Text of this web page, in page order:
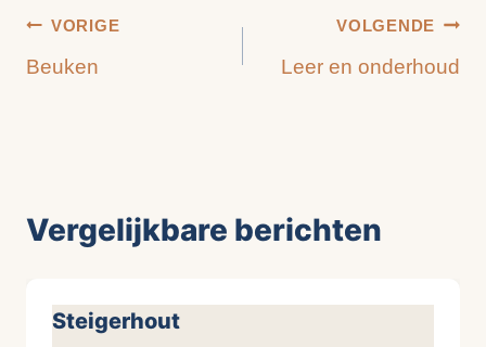
Bericht
navigatie
VORIGE
Beuken
VOLGENDE
Leer en onderhoud
Vergelijkbare berichten
Steigerhout